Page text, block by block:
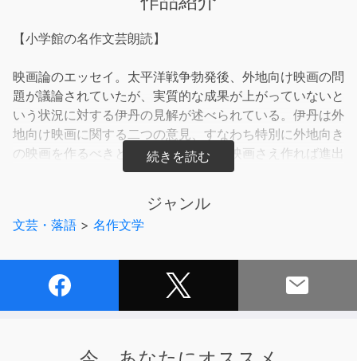
【小学館の名作文芸朗読】
映画論のエッセイ。太平洋戦争勃発後、外地向け映画の問
題が議論されていたが、実質的な成果が上がっていないと
いう状況に対する伊丹の見解が述べられている。伊丹は外
地向け映画に関する二つの意見、すなわち特別に外地向き
の映画を作るべきという説と、優秀な映画さえ作れば進出
は自然に実現するという説を検討している。
ジャンル
文芸・落語 > 名作文学